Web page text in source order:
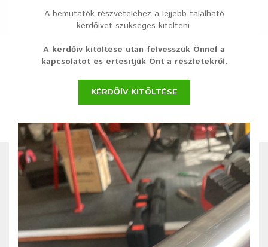
A bemutatók részvételéhez a lejjebb található
kérdőívet szükséges kitölteni.
A kérdőív kitöltése után felvesszük Önnel a
kapcsolatot és értesítjük Önt a részletekről.
KÉRDŐÍV KITÖLTÉSE